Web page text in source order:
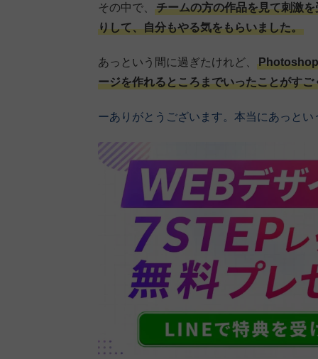
その中で、
チームの方の作品を見て刺激
りして、自分もやる気をもらいました。
あっという間に過ぎたけれど、
Photoshop
ージを作れるところまでいったことがす
ーありがとうございます。本当にあっとい